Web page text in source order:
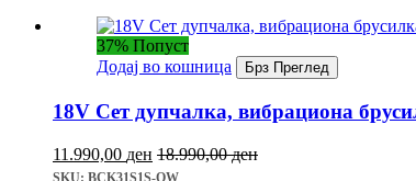
37% Попуст
Додај во кошница
Брз Преглед
18V Сет дупчалка, вибрациона
11.990,00 ден 18.990,00ден
SKU: BCK31S1S-QW